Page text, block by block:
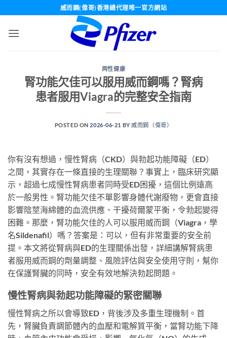
content
威而鋼(偉哥)香港總代理唯一官方網站
两性健康
腎功能欠佳可以服用威而鋼嗎？腎病
患者服用Viagra的完整安全指南
POSTED ON2026-06-21 BY 威而鋼（偉哥）
你有沒有想過，慢性腎病（CKD）與勃起功能障礙（ED）
之間，其實存在一條直接的生理關聯？事實上，臨床研究顯
示，超過七成慢性腎病患者同時受ED困擾，這個比例遠高
於一般男性。腎功能欠佳不單影響身體代謝廢物，更會直接
影響陰莖海綿體的血流供應、干擾荷爾蒙平衡，令勃起變得
困難。那麼，腎功能欠佳的人可以服用威而鋼（Viagra，學
名Sildenafil）嗎？答案是：可以，但有非常重要的安全前
提。本文將從腎病與ED的生理關係出發，詳細講解腎病患
者服用威而鋼的劑量調整、風險評估與安全使用守則，幫你
在保護腎臟的同時，安全有效地解決勃起問題。
慢性腎病與勃起功能障礙的緊密關聯
慢性腎病之所以會導致ED，背後涉及多重生理機制。首
先，腎臟負責調節體內的血壓和電解質平衡，當腎功能下降